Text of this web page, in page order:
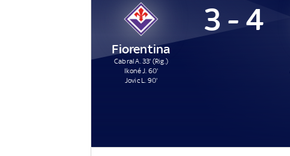
Fiorentina
Cabral A. 33' (Rig.)
Ikoné J. 60'
Jovic L. 90'
3 - 4